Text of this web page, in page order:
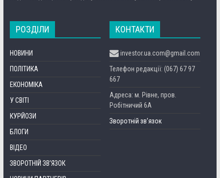
РОЗДІЛИ
НОВИНИ
ПОЛІТИКА
ЕКОНОМІКА
У СВІТІ
КУРЙОЗИ
БЛОГИ
ВІДЕО
ЗВОРОТНІЙ ЗВ’ЯЗОК
КОНТАКТИ
investor.ua.com@gmail.com
Телефон редакції: (067) 67 97
667
Адреса: м. Рівне, пров.
Робітничий 6А
Зворотній зв’язок